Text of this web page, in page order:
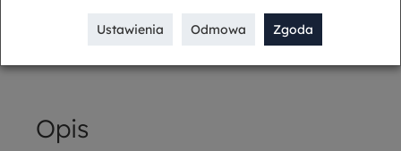
Opis
Ustawienia Odmowa Zgoda